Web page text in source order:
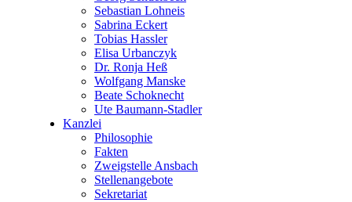
Sebastian Lohneis
Sabrina Eckert
Tobias Hassler
Elisa Urbanczyk
Dr. Ronja Heß
Wolfgang Manske
Beate Schoknecht
Ute Baumann-Stadler
Kanzlei
Philosophie
Fakten
Zweigstelle Ansbach
Stellenangebote
Sekretariat